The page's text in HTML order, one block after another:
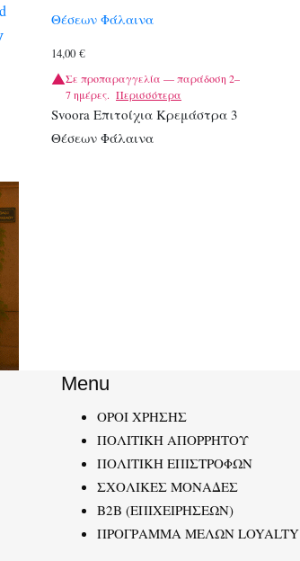
Θέσεων Φάλαινα
14,00 €
Σε προπαραγγελία — παράδοση 2–
7 ημέρες. Περισσότερα
Svoora Επιτοίχια Κρεμάστρα 3
Θέσεων Φάλαινα
Menu
ΟΡΟΙ ΧΡΗΣΗΣ
ΠΟΛΙΤΙΚΗ ΑΠΟΡΡΗΤΟΥ
ΠΟΛΙΤΙΚΗ ΕΠΙΣΤΡΟΦΩΝ
ΣΧΟΛΙΚΕΣ ΜΟΝΑΔΕΣ
B2B (ΕΠΙΧΕΙΡΗΣΕΩΝ)
ΠΡΟΓΡΑΜΜΑ ΜΕΛΩΝ LOYALTY